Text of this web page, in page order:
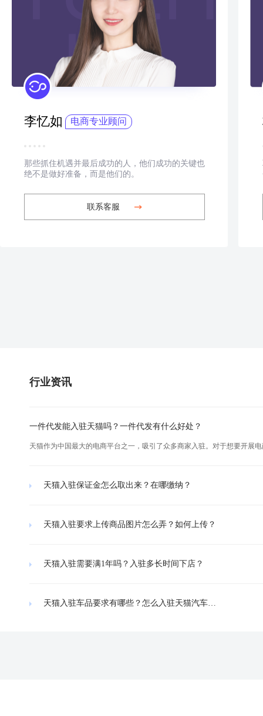
李忆如 电商专业顾问
那些抓住机遇并最后成功的人，他们成功的关键也
绝不是做好准备，而是他们的。
联系客服
行业资讯
一件代发能入驻天猫吗？一件代发有什么好处？
天猫作为中国最大的电商平台之一，吸引了众多商家入驻。对于想要开展
天猫入驻保证金怎么取出来？在哪缴纳？
天猫入驻要求上传商品图片怎么弄？如何上传？
天猫入驻需要满1年吗？入驻多长时间下店？
天猫入驻车品要求有哪些？怎么入驻天猫汽车服务平台？